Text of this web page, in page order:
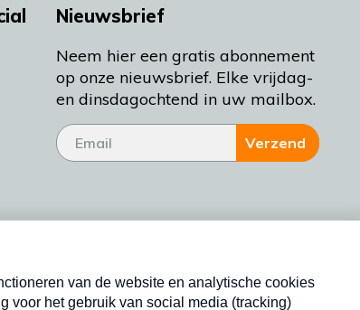
Nieuwsbrief
Neem hier een gratis abonnement
op onze nieuwsbrief. Elke vrijdag-
en dinsdagochtend in uw mailbox.
Verzend